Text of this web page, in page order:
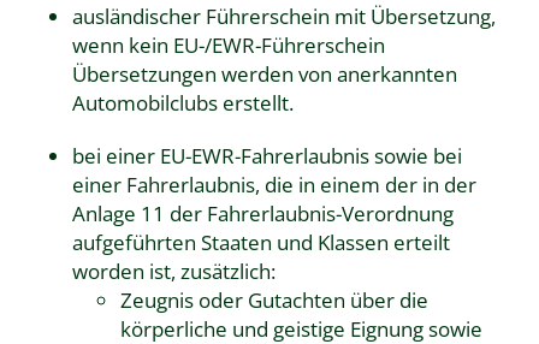
ausländischer Führerschein mit Übersetzung,
wenn kein EU-/EWR-Führerschein
Übersetzungen werden von anerkannten
Automobilclubs erstellt.
bei einer EU-EWR-Fahrerlaubnis sowie bei
einer Fahrerlaubnis, die in einem der in der
Anlage 11 der Fahrerlaubnis-Verordnung
aufgeführten Staaten und Klassen erteilt
worden ist, zusätzlich:
Zeugnis oder Gutachten über die
körperliche und geistige Eignung sowie